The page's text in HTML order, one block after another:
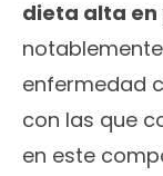
dieta alta
enfermedad
con las que
en este